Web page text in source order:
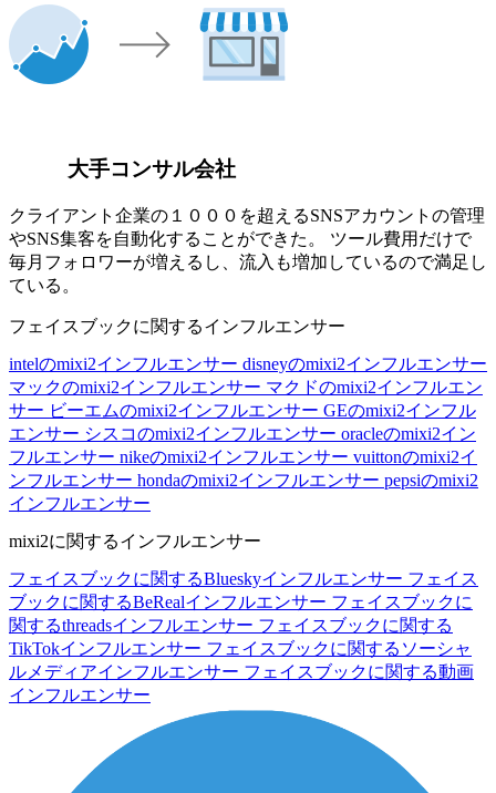
大手コンサル会社
クライアント企業の１０００を超えるSNSアカウントの管理
やSNS集客を自動化することができた。 ツール費用だけで
毎月フォロワーが増えるし、流入も増加しているので満足し
ている。
フェイスブックに関するインフルエンサー
intelのmixi2インフルエンサー disneyのmixi2インフルエンサー
マックのmixi2インフルエンサー マクドのmixi2インフルエン
サー ビーエムのmixi2インフルエンサー GEのmixi2インフル
エンサー シスコのmixi2インフルエンサー oracleのmixi2イン
フルエンサー nikeのmixi2インフルエンサー vuittonのmixi2イ
ンフルエンサー hondaのmixi2インフルエンサー pepsiのmixi2
インフルエンサー
mixi2に関するインフルエンサー
フェイスブックに関するBlueskyインフルエンサー フェイス
ブックに関するBeRealインフルエンサー フェイスブックに
関するthreadsインフルエンサー フェイスブックに関する
TikTokインフルエンサー フェイスブックに関するソーシャ
ルメディアインフルエンサー フェイスブックに関する動画
インフルエンサー